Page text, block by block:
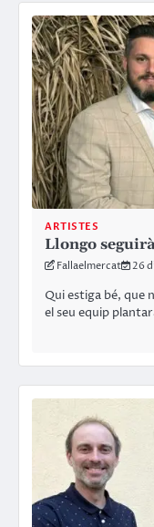
ARTISTES
Llongo
Fallaelmercat 26
Qui estiga bé, que
el seu equip